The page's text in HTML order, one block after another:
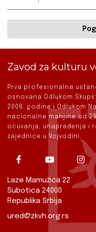
Zavod za kulturu
Prva profesionalna
osnovana Odlukom
2008. godine i Odlukom
nacionalne manjine od
očuvanja, unapređenja i
zajednice u Vojvodini.
Laze Mamužića 22
Subotica 24000
Republika Srbija
ured@zkvh.org.rs